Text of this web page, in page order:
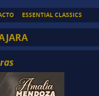
ESSENTIAL CLASSICS